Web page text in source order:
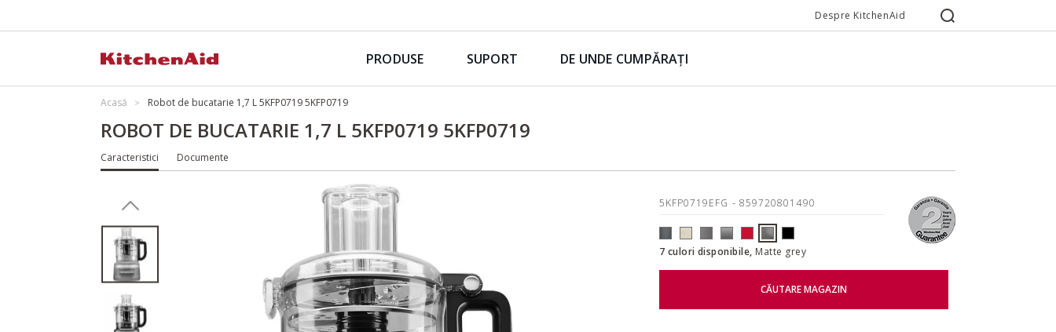
Despre KitchenAid
PRODUSE SUPORT DE UNDE CUMPĂRAȚI
Acasă Robot de bucatarie 1,7 L 5KFP0719 5KFP0719
ROBOT DE BUCATARIE 1,7 L 5KFP0719 5KFP0719
Caracteristici Documente
5KFP0719EFG - 859720801490
7 culori disponibile, Matte grey
CĂUTARE MAGAZIN